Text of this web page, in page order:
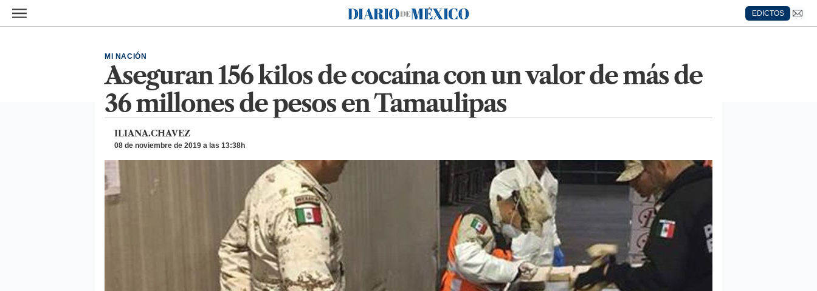
Ir al contenido principal
Diario de México
EDICTOS
Aseguran 156 kilos de cocaína con un valor de más de
36 millones de pesos en Tamaulipas
MI NACIÓN
ILIANA.CHAVEZ
08 de noviembre de 2019 a las 13:38h